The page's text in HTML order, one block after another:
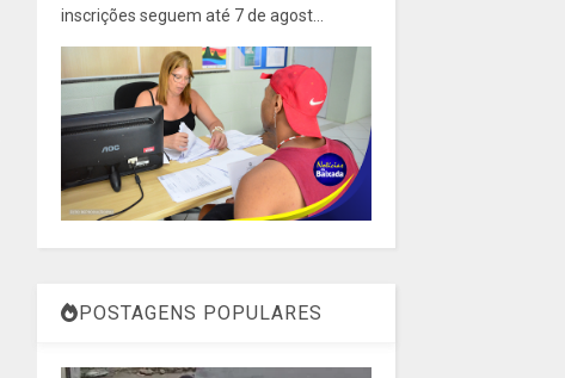
inscrições seguem até 7 de agost...
POSTAGENS POPULARES